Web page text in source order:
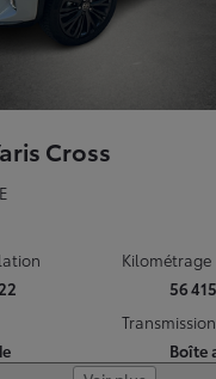
Cross
Kilométrage
56
Transmission
Boîte